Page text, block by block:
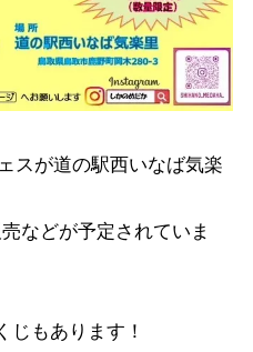
スが道の駅西いなば気楽
などが予定されていま
じもあります！